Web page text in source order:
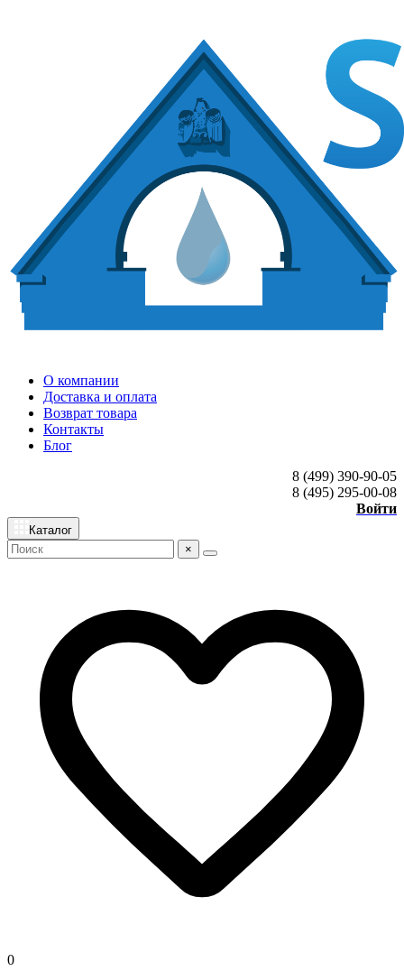
О компании
Доставка и оплата
Возврат товара
Контакты
Блог
8 (499) 390-90-05
8 (495) 295-00-08
Войти
Каталог
×
0